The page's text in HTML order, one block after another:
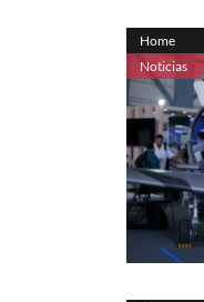
Home
Noticias